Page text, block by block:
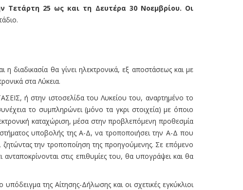
Τετάρτη 25 ως και τη Δευτέρα 30 Νοεμβρίου. Οι
θα γίνει ηλεκτρονικά, εξ αποστάσεως και με
στα Λύκεια.
ή στην ιστοσελίδα του Λυκείου του, αναρτημένο το
το συμπληρώνει (μόνο τα γκρι στοιχεία) με όποιο
καταχώριση, μέσα στην προβλεπόμενη προθεσμία
υποβολής της Α-Δ, να τροποποιήσει την Α-Δ που
την τροποποίηση της προηγούμενης. Σε επόμενο
στις επιθυμίες του, θα υπογράψει και θα
της Αίτησης-Δήλωσης και οι σχετικές εγκύκλιοι